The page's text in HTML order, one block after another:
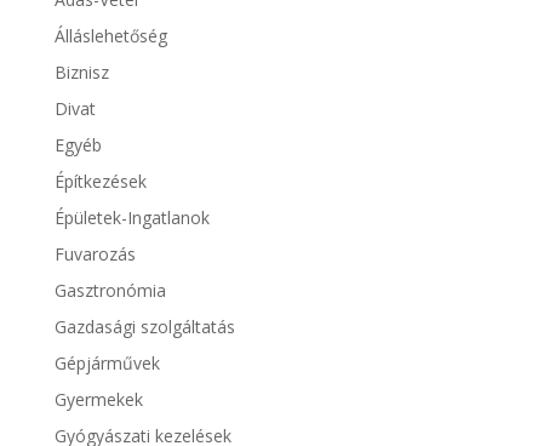
Álláslehetőség
Biznisz
Divat
Egyéb
Építkezések
Épületek-Ingatlanok
Fuvarozás
Gasztronómia
Gazdasági szolgáltatás
Gépjárművek
Gyermekek
Gyógyászati kezelések